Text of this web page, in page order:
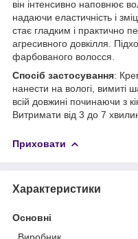
він інтенсивно наповнює
надаючи еластичність і
стає гладким і практично
агресивного довкілля.
фарбованого волосся.
Спосіб застосування:
нанести на вологі,
всій довжині починаючи з
Витримати від 3 до 7
Приховати
Характеристики
Основні
Виробник